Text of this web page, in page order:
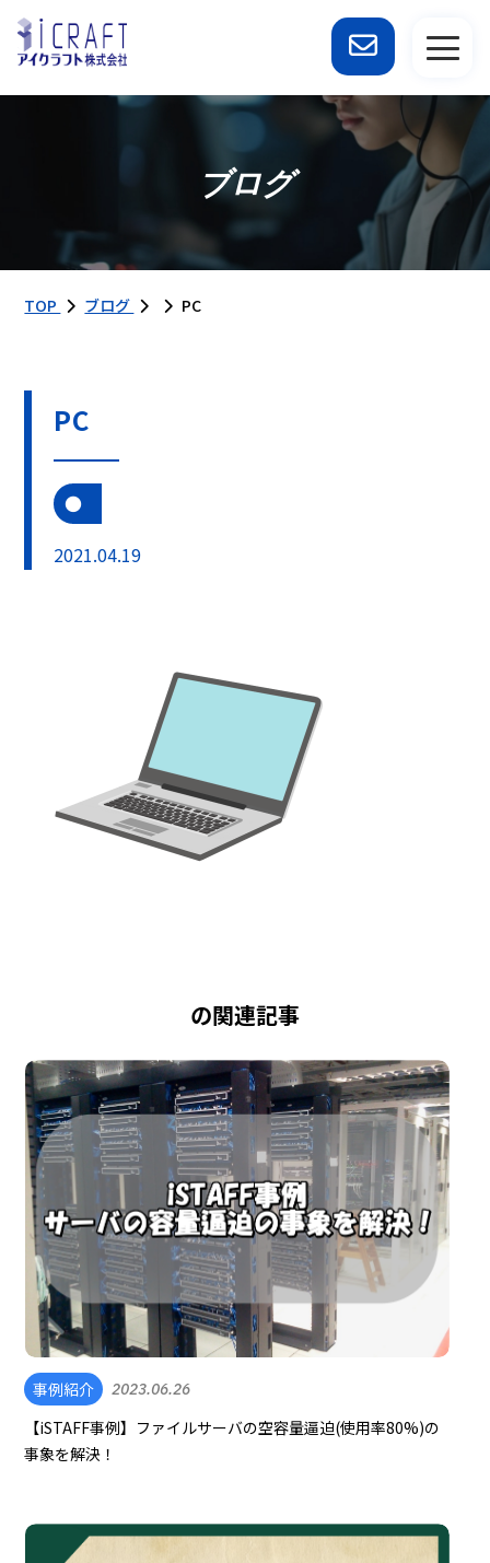
ブログ
TOP ブログ PC
PC
2021.04.19
の関連記事
事例紹介 2023.06.26
【iSTAFF事例】ファイルサーバの空容量逼迫(使用率80%)の
事象を解決！